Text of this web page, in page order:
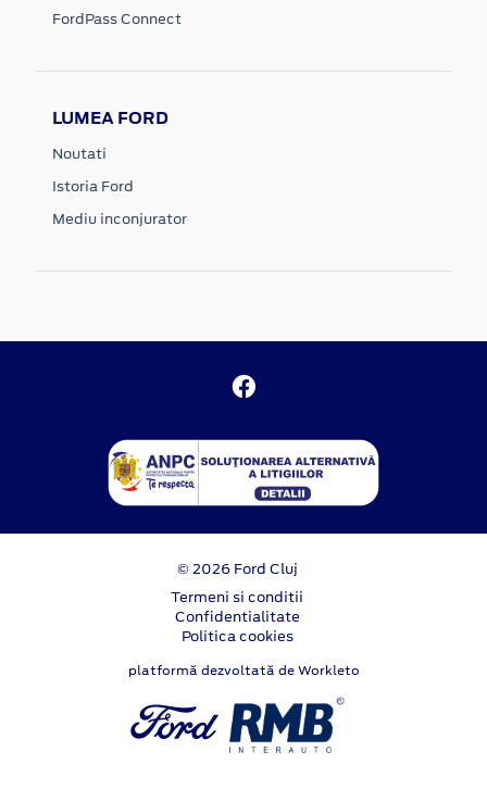
FordPass Connect
LUMEA FORD
Noutati
Istoria Ford
Mediu inconjurator
© 2026 Ford Cluj
Termeni si conditii
Confidentialitate
Politica cookies
platformă dezvoltată de Workleto